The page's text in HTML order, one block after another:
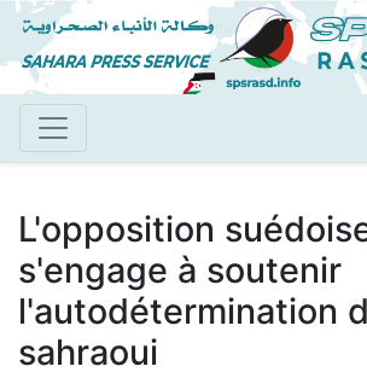
Aller
au
contenu
L'opposition
s'engage à soutenir
l'autodétermination
sahraoui